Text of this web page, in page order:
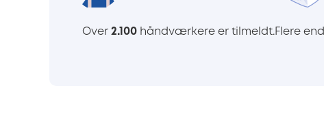
Over 2.100 håndværkere er tilmeldt.Flere end